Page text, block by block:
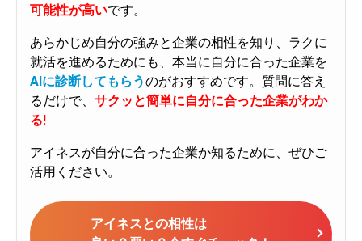
可能性が高いです。
あらかじめ自分の強みと企業の相性を知り、ラクに
就活を進めるためにも、本当に自分に合った企業を
AIに診断してもらうのがおすすめです。質問に答え
るだけで、 サクッと簡単に自分に合った企業がわか
る!
アイネスが自分に合った企業か知るために、ぜひご
活用ください。
アイネスとの相性は